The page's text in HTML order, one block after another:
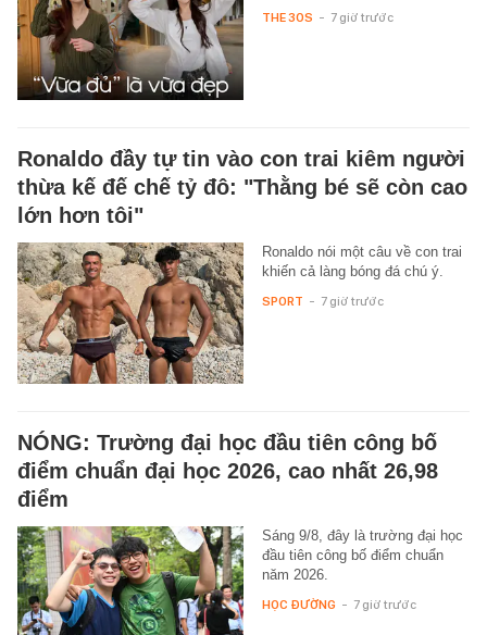
THE 30S - 7 giờ trước
Ronaldo đầy tự tin vào con trai kiêm người
thừa kế đế chế tỷ đô: "Thằng bé sẽ còn cao
lớn hơn tôi"
Ronaldo nói một câu về con trai
khiến cả làng bóng đá chú ý.
SPORT - 7 giờ trước
NÓNG: Trường đại học đầu tiên công bố
điểm chuẩn đại học 2026, cao nhất 26,98
điểm
Sáng 9/8, đây là trường đại học
đầu tiên công bố điểm chuẩn
năm 2026.
HỌC ĐƯỜNG - 7 giờ trước